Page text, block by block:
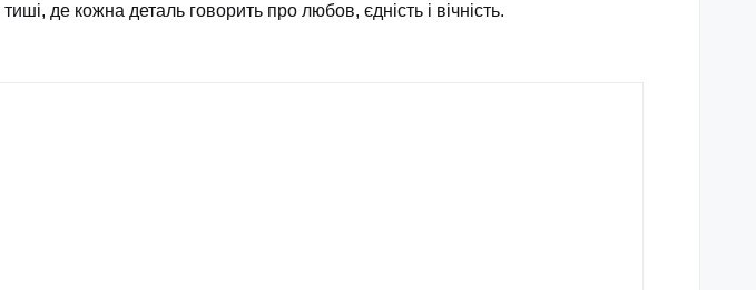
де кожна деталь говорить про любов, єдність і вічність.